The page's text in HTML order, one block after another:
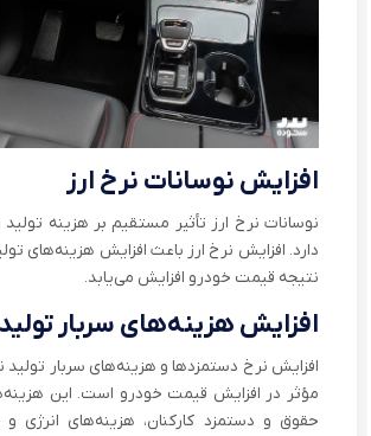
افزایش نوسانات نرخ ارز
نوسانات نرخ ارز تأثیر مستقیم بر هزینه
دارد. افزایش نرخ ارز باعث افزایش هزینه‌های
نتیجه قیمت خودرو افزایش می‌یابد.
افزایش هزینه‌های سربار تولید
افزایش نرخ دستمزد‌ها و هزینه‌های سربار تولید
مؤثر در افزایش قیمت خودرو است. این
حقوق و دستمزد کارکنان، هزینه‌های انرژی و